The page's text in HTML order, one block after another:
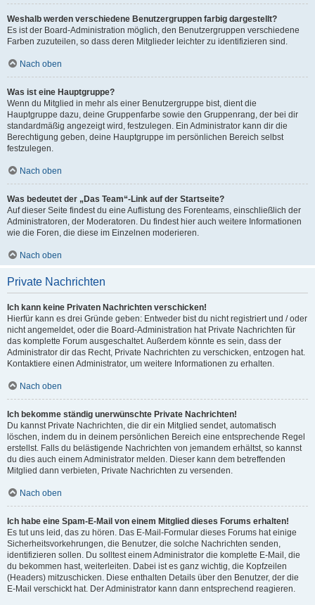
Weshalb werden verschiedene Benutzergruppen farbig dargestellt?
Es ist der Board-Administration möglich, den Benutzergruppen verschiedene
Farben zuzuteilen, so dass deren Mitglieder leichter zu identifizieren sind.
Nach oben
Was ist eine Hauptgruppe?
Wenn du Mitglied in mehr als einer Benutzergruppe bist, dient die
Hauptgruppe dazu, deine Gruppenfarbe sowie den Gruppenrang, der bei dir
standardmäßig angezeigt wird, festzulegen. Ein Administrator kann dir die
Berechtigung geben, deine Hauptgruppe im persönlichen Bereich selbst
festzulegen.
Nach oben
Was bedeutet der „Das Team“-Link auf der Startseite?
Auf dieser Seite findest du eine Auflistung des Forenteams, einschließlich der
Administratoren, der Moderatoren. Du findest hier auch weitere Informationen
wie die Foren, die diese im Einzelnen moderieren.
Nach oben
Private Nachrichten
Ich kann keine Privaten Nachrichten verschicken!
Hierfür kann es drei Gründe geben: Entweder bist du nicht registriert und / oder
nicht angemeldet, oder die Board-Administration hat Private Nachrichten für
das komplette Forum ausgeschaltet. Außerdem könnte es sein, dass der
Administrator dir das Recht, Private Nachrichten zu verschicken, entzogen hat.
Kontaktiere einen Administrator, um weitere Informationen zu erhalten.
Nach oben
Ich bekomme ständig unerwünschte Private Nachrichten!
Du kannst Private Nachrichten, die dir ein Mitglied sendet, automatisch
löschen, indem du in deinem persönlichen Bereich eine entsprechende Regel
erstellst. Falls du belästigende Nachrichten von jemandem erhältst, so kannst
du dies auch einem Administrator melden. Dieser kann dem betreffenden
Mitglied dann verbieten, Private Nachrichten zu versenden.
Nach oben
Ich habe eine Spam-E-Mail von einem Mitglied dieses Forums erhalten!
Es tut uns leid, das zu hören. Das E-Mail-Formular dieses Forums hat einige
Sicherheitsvorkehrungen, die Benutzer, die solche Nachrichten senden,
identifizieren sollen. Du solltest einem Administrator die komplette E-Mail, die
du bekommen hast, weiterleiten. Dabei ist es ganz wichtig, die Kopfzeilen
(Headers) mitzuschicken. Diese enthalten Details über den Benutzer, der die
E-Mail verschickt hat. Der Administrator kann dann entsprechend reagieren.